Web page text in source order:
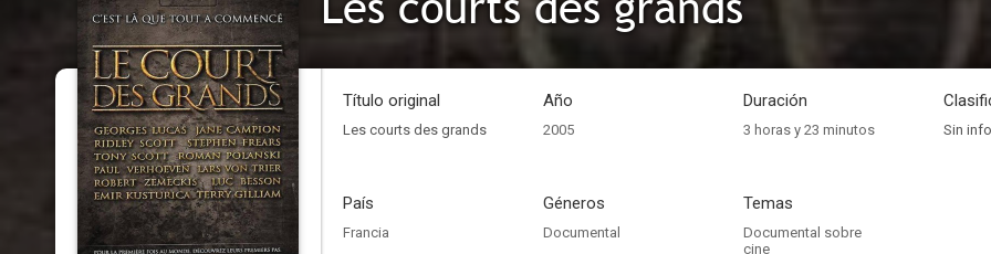
Título original
Les courts des grands
Año
2005
Duración
3 horas y 23 minutos Sin
País
Francia
Géneros
Documental
Temas
Documental sobre
cine